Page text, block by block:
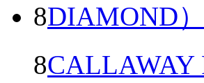
8
8CALLAWAY